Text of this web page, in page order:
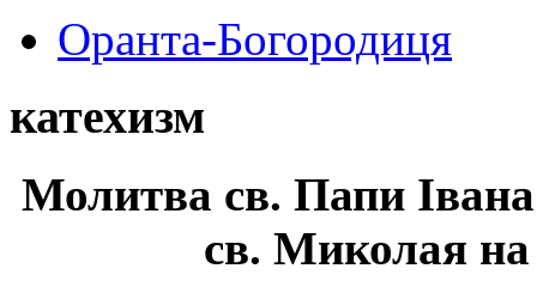
Оранта-Богородиця
катехизм
Молитва св. Папи
св. Миколая на